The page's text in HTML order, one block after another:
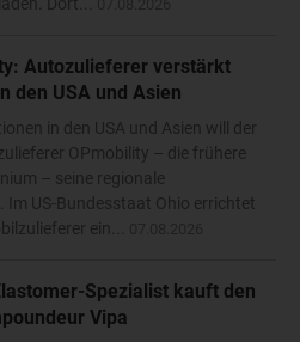
Autozulieferer verstärkt
den USA und Asien
in den USA und Asien will der
OPmobility – die frühere
– seine regionale
Im US-Bundesstaat Ohio errichtet
ein...
Spezialist kauft den
Vipa